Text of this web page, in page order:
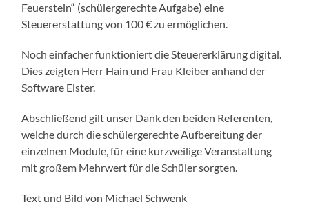
Feuerstein“ (schülergerechte Aufgabe) eine
Steuererstattung von 100 € zu ermöglichen.
Noch einfacher funktioniert die Steuererklärung digital.
Dies zeigten Herr Hain und Frau Kleiber anhand der
Software Elster.
Abschließend gilt unser Dank den beiden Referenten,
welche durch die schülergerechte Aufbereitung der
einzelnen Module, für eine kurzweilige Veranstaltung
mit großem Mehrwert für die Schüler sorgten.
Text und Bild von Michael Schwenk